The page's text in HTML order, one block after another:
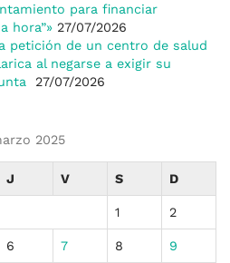
para financiar
hora”» 27/07/2026
petición de un centro de salud
al negarse a exigir su
27/07/2026
2025
J V S D
1 2
6 7 8 9